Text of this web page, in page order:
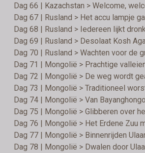
Dag 66 | Kazachstan > Welcome,
Dag 67 | Rusland > Het accu lampje
Dag 68 | Rusland > Iedereen lijkt
Dag 69 | Rusland > Desolaat Kosh
Dag 70 | Rusland > Wachten voor de
Dag 71 | Mongolië > Prachtige
Dag 72 | Mongolië > De weg wordt
Dag 73 | Mongolië > Traditioneel
Dag 74 | Mongolië > Van
Dag 75 | Mongolië > Glibberen over
Dag 76 | Mongolië > Het Erdene Zuu
Dag 77 | Mongolië > Binnenrijden
Dag 78 | Mongolië > Dwalen door